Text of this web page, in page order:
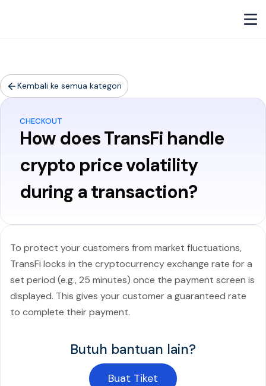
Kembali ke semua kategori
CHECKOUT
How does TransFi handle
crypto price volatility
during a transaction?
To protect your customers from market fluctuations,
TransFi locks in the cryptocurrency exchange rate for a
set period (e.g., 25 minutes) once the payment screen is
displayed. This gives your customer a guaranteed rate
to complete their payment.
Butuh bantuan lain?
Buat Tiket